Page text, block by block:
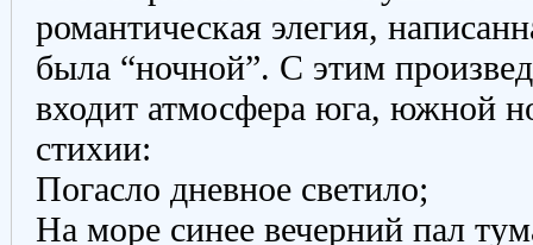
романтическая элегия,
была “ночной”. С этим
входит атмосфера юга, южной
стихии:
Погасло дневное светило;
На море синее вечерний пал